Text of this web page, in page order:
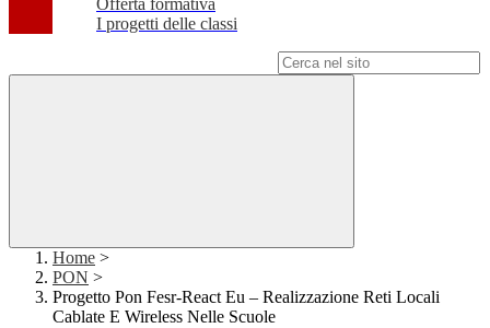
Offerta formativa
I progetti delle classi
Home >
PON >
Progetto Pon Fesr-React Eu – Realizzazione Reti Locali
Cablate E Wireless Nelle Scuole